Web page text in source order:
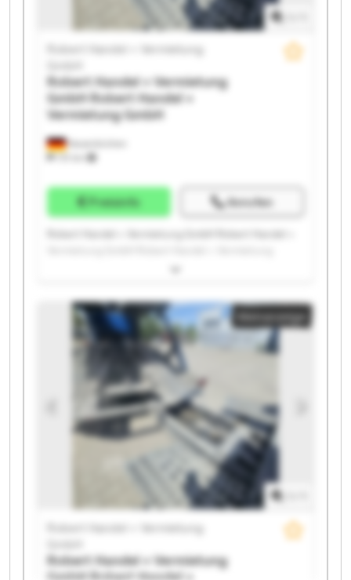
Neuenkirchen
731 km
Robert Handel + Vermietung
Robert Handel + Vermietung
GmbHRobert Handel +
Vermietung GmbH
Preisinfo Anrufen
GmbH Robert Handel + Vermietung GmbH Robert
Vermietung GmbH Robert Handel + Vermietung
GmbH Robert Handel + Vermietung GmbH Robert
Handel + Vermietung GmbH Robert Handel +
Vermietung GmbH Robert Handel + Vermietung
GmbH Robert Handel + Vermietung GmbH Robert
Handel + Vermietung GmbH Robert Handel +
Vermietung GmbH Robert Handel + Vermietung
GmbH Robert Handel + Vermietung GmbH Robert
Handel + Vermietung GmbH Robert Handel +
Vermietung GmbH Robert Handel + Vermietung
GmbH Robert Handel + Vermietung GmbH
Kleinanzeige
Robert Handel + Vermietung
Robert Handel + Vermietung